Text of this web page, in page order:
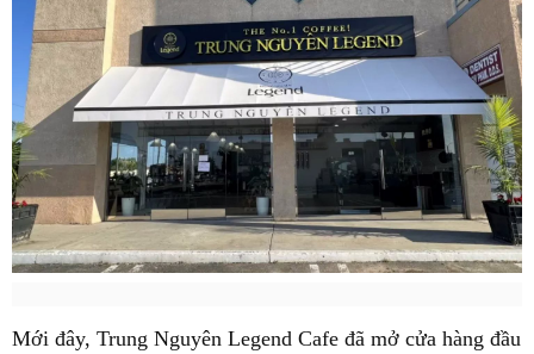
Mới đây, Trung Nguyên Legend Cafe đã mở cửa hàng đầu